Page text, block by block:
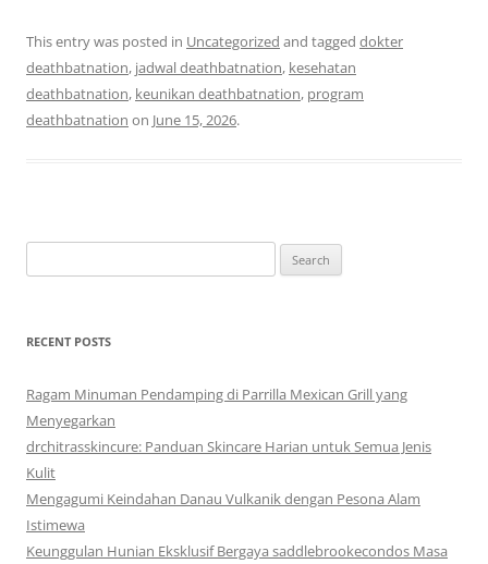
This entry was posted in Uncategorized and tagged dokter
deathbatnation, jadwal deathbatnation, kesehatan
deathbatnation, keunikan deathbatnation, program
deathbatnation on June 15, 2026.
for:
RECENT POSTS
Ragam Minuman Pendamping di Parrilla Mexican Grill yang
Menyegarkan
drchitrasskincure: Panduan Skincare Harian untuk Semua Jenis
Kulit
Mengagumi Keindahan Danau Vulkanik dengan Pesona Alam
Istimewa
Keunggulan Hunian Eksklusif Bergaya saddlebrookecondos Masa